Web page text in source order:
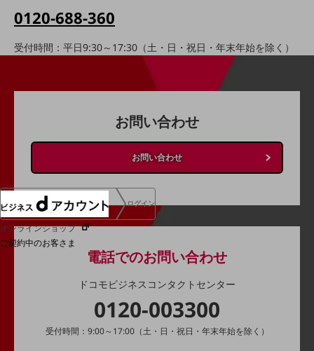
障がい者採用
ログイン
オンラインショップ
ご契約中のお客さま
サービス別サポート情報
0120-688-360
受付時間：平日9:30～17:30（土・日・祝日・年末年始を除く）
お問い合わせ
お問い合わせ
電話でのお問い合わせ
ドコモビジネスコンタクトセンター
0120-003300
受付時間：9:00～17:00（土・日・祝日・年末年始を除く）